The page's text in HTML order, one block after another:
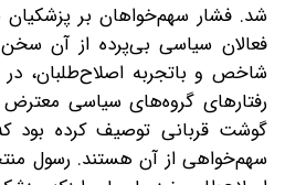
شد. فشار سهم‌خواهان بر
فعالان سیاسی بی‌پرده از آن سخن
شاخص و با‌تجربه اصلاح‌طلبان،
رفتارهای گروه‌های سیاسی
گوشت قربانی توصیف کرده بود
سهم‌خواهی از آن هستند. رسول